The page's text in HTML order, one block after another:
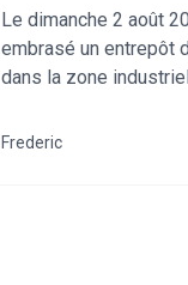
Le dimanche 2 août
embrasé un entrepôt
dans la zone
Frederic